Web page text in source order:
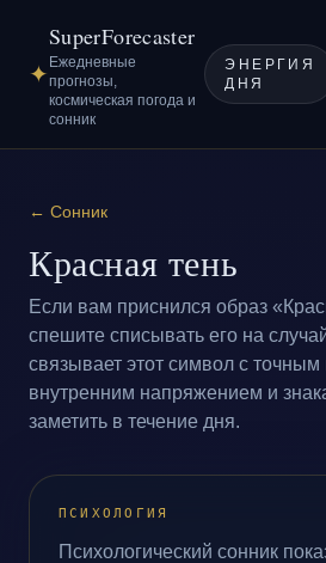
✦
SuperForecaster
Ежедневные
прогнозы,
космическая погода и
сонник
ЭНЕРГИЯ
ДНЯ
← Сонник
Красная тень
Если вам приснился образ
спешите списывать его на
связывает этот символ с
внутренним напряжением и
заметить в течение дня.
ПСИХОЛОГИЯ
Психологический сонник